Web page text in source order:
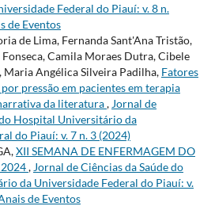
Federal do Piauí: v. 8 n.
de Eventos
de Lima, Fernanda Sant'Ana Tristão,
Camila Moraes Dutra, Cibele
Maria Angélica Silveira Padilha, Fatores
pressão em pacientes em terapia
da literatura, Jornal de
Hospital Universitário da
do Piauí: v. 7 n. 3 (2024)
XII SEMANA DE ENFERMAGEM DO
, Jornal de Ciências da Saúde do
da Universidade Federal do Piauí: v.
de Eventos